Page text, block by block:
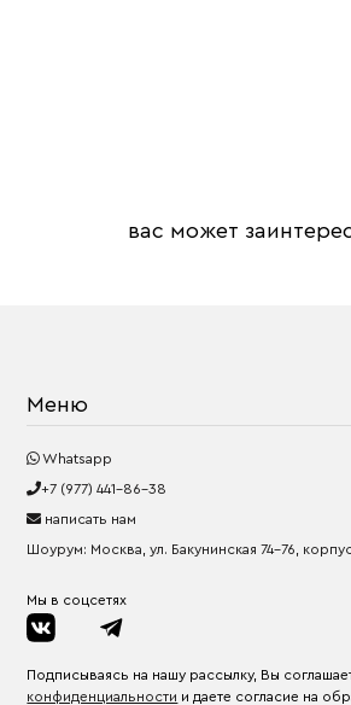
вас может
Меню
Whatsapp
+7 (977) 441-86-38
написать нам
Шоурум: Москва, ул. Бакунинская 74-76,
Мы в соцсетях
Подписываясь на нашу рассылку, Вы
конфиденциальности и даете согласие на